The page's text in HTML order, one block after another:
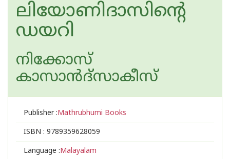
ലിയോണിദാസിന്റെ
ഡയറി
നിക്കോസ്
കാസാന്‍ദ്സാകീസ്
Publisher :Mathrubhumi Books
ISBN : 9789359628059
Language :Malayalam